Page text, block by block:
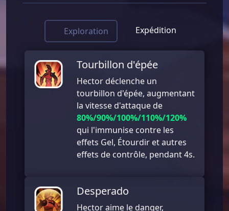
Exploration Expédition
Tourbillon d'épée
Hector déclenche un
tourbillon d'épée, augmentant
la vitesse d'attaque de
80%/90%/100%/110%/120%
qui l'immunise contre les
effets Gel, Étourdir et autres
effets de contrôle, pendant 4s.
Desperado
Hector aime le danger,